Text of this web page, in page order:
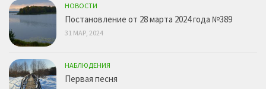
НОВОСТИ
Постановление от 28 марта 2024 года №389
31 МАР, 2024
НАБЛЮДЕНИЯ
Первая песня